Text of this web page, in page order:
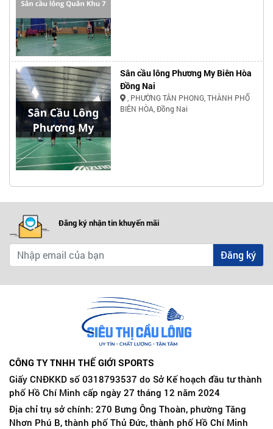
Sân cầu lông Phương My Biên Hòa
Đồng Nai
, PHƯỜNG TÂN PHONG, THÀNH PHỐ
BIÊN HÒA, Đồng Nai
Đăng ký nhận tin khuyến mãi
Đăng ký
CÔNG TY TNHH THẾ GIỚI SPORTS
Giấy CNĐKKD số 0318793537 do Sở Kế hoạch đầu tư thành
phố Hồ Chí Minh cấp ngày 27 tháng 12 năm 2024
Địa chỉ trụ sở chính: 270 Bưng Ông Thoàn, phường Tăng
Nhơn Phú B, thành phố Thủ Đức, thành phố Hồ Chí Minh